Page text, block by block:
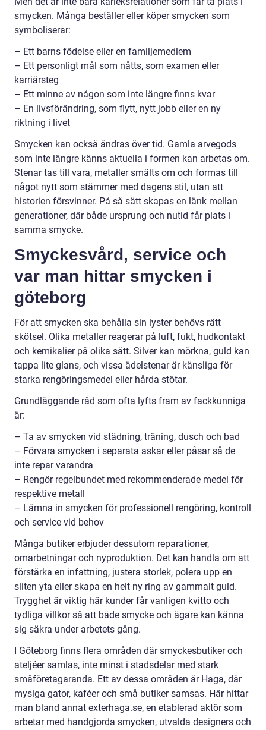
smycken. Många beställer eller köper smycken som
symboliserar:
– Ett barns födelse eller en familjemedlem
– Ett personligt mål som nåtts, som examen eller
karriärsteg
– Ett minne av någon som inte längre finns kvar
– En livsförändring, som flytt, nytt jobb eller en ny
riktning i livet
Smycken kan också ändras över tid. Gamla arvegods
som inte längre känns aktuella i formen kan arbetas om.
Stenar tas till vara, metaller smälts om och formas till
något nytt som stämmer med dagens stil, utan att
historien försvinner. På så sätt skapas en länk mellan
generationer, där både ursprung och nutid får plats i
samma smycke.
Smyckesvård, service och
var man hittar smycken i
göteborg
För att smycken ska behålla sin lyster behövs rätt
skötsel. Olika metaller reagerar på luft, fukt, hudkontakt
och kemikalier på olika sätt. Silver kan mörkna, guld kan
tappa lite glans, och vissa ädelstenar är känsliga för
starka rengöringsmedel eller hårda stötar.
Grundläggande råd som ofta lyfts fram av fackkunniga
är:
– Ta av smycken vid städning, träning, dusch och bad
– Förvara smycken i separata askar eller påsar så de
inte repar varandra
– Rengör regelbundet med rekommenderade medel för
respektive metall
– Lämna in smycken för professionell rengöring, kontroll
och service vid behov
Många butiker erbjuder dessutom reparationer,
omarbetningar och nyproduktion. Det kan handla om att
förstärka en infattning, justera storlek, polera upp en
sliten yta eller skapa en helt ny ring av gammalt guld.
Trygghet är viktig här kunder får vanligen kvitto och
tydliga villkor så att både smycke och ägare kan känna
sig säkra under arbetets gång.
I Göteborg finns flera områden där smyckesbutiker och
ateljéer samlas, inte minst i stadsdelar med stark
småföretagaranda. Ett av dessa områden är Haga, där
mysiga gator, kaféer och små butiker samsas. Här hittar
man bland annat exterhaga.se, en etablerad aktör som
arbetar med handgjorda smycken, utvalda designers och